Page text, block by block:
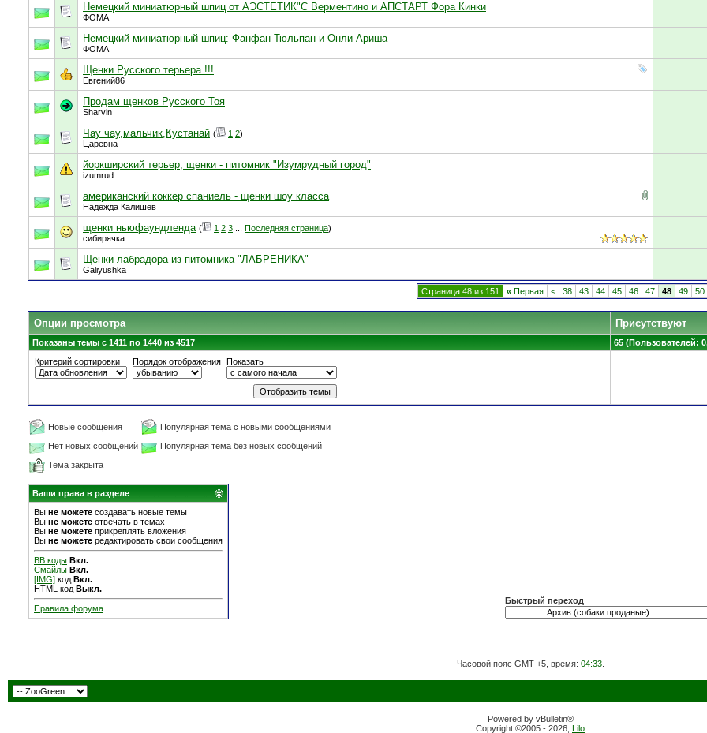
Немецкий миниатюрный шпиц от АЭСТЕТИК"С Верментино и АПСТАРТ Фора Кинки
ФОМА
Немецкий миниатюрный шпиц: Фанфан Тюльпан и Онли Ариша
ФОМА
Щенки Русского терьера !!!
Евгений86
Продам щенков Русского Тоя
Sharvin
Чау чау,мальчик,Кустанай ( 1 2)
Царевна
йоркширский терьер, щенки - питомник "Изумрудный город"
izumrud
американский коккер спаниель - щенки шоу класса
Надежда Калишев
щенки ньюфаундленда ( 1 2 3 Последняя страница)
сибирячка
Щенки лабрадора из питомника "ЛАБРЕНИКА"
Galiyushka
Страница 48 из 151 « Первая < 38 43 44 45 46 47 48 49 50
Опции просмотра Присутствуют
Показаны темы с 1411 по 1440 из 4517
65 (Пользователей:
Критерий сортировки
Порядок отображения Показать
Новые сообщения
Популярная тема с новыми сообщениями
Нет новых сообщений
Популярная тема без новых сообщений
Тема закрыта
Ваши права в разделе
Вы не можете создавать новые темы
Вы не можете отвечать в темах
Вы не можете прикреплять вложения
Вы не можете редактировать свои сообщения
BB коды Вкл.
Смайлы Вкл.
[IMG] код Вкл.
HTML код Выкл.
Правила форума
Быстрый переход
Часовой пояс GMT +5, время: 04:33.
Powered by vBulletin®
Copyright ©2005 - 2026, Lilo